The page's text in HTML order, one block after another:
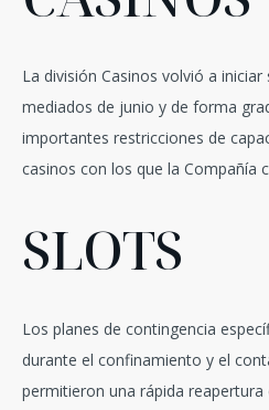
La división Casinos volvió a iniciar
mediados de junio y de forma
importantes restricciones de
casinos con los que la Compañía
SLOTS
Los planes de contingencia
durante el confinamiento y el
permitieron una rápida